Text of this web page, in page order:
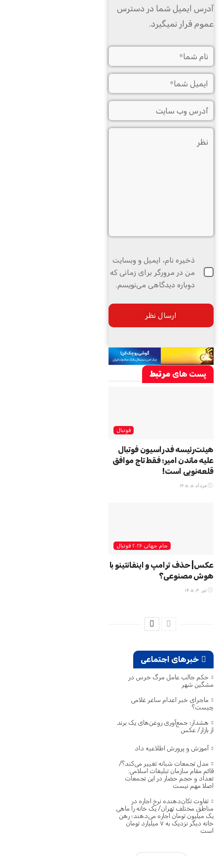
آدرس ایمیل شما در دسترس
عموم قرار نمیگیرد.
ذخیره نام، ایمیل و وبسایت
من در مرورگر برای زمانی که
دوباره دیدگاهی می‌نویسم.
پست های مرتبط
فوتبال
هیئت‌رئیسه فدراسیون فوتبال
علیه ماندن امیر؛ فقط تاج موافق
قلعه‌نویی است!
مرداد ۵, ۱۴۰۵
جام جهانی ۲۰۲۶ فوتبال
عکس| حذف ترامپ و اینفانتینو با
هوش مصنوعی؟
تیر ۳۰, ۱۴۰۵
خبرهای اجتماعی
حکم جالب عامل مرگ خرس در
مشگین‌ شهر
ماجرای خبر اعدام ساغر غلامی
چیست؟
هشدار؛ جمع‌آوری روغن‌های یک برند
از بازار/ عکس
آموزش و پرورش اطلاعیه داد
مدل تجمعات شبانه تغییر می‌کند؟/
قائم مقام سازمان تبلیغات اسلامی:
تعداد و حجم حضار در این تجمعات
اصلا مهم نیست
تفاوت تکان‌دهنده نرخ اجاره در
مناطق مختلف تهران/ یک خانه را ماهی
یک میلیون تومان اجاره می‌دهند؛ رهن
خانه دیگر نزدیک به ۷ میلیارد تومان
است